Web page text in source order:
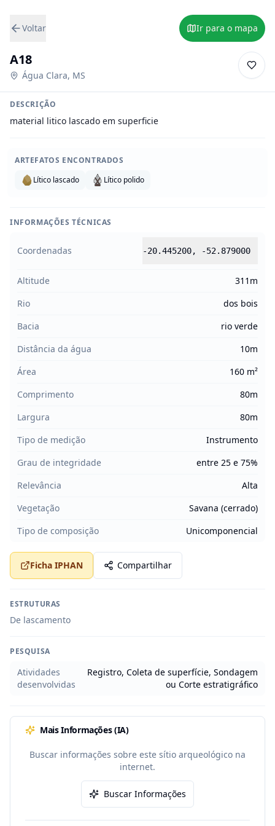
Voltar Ir para o mapa
A18
Água Clara, MS
DESCRIÇÃO
material litico lascado em superficie
ARTEFATOS ENCONTRADOS
Lítico lascado
Lítico polido
INFORMAÇÕES TÉCNICAS
Coordenadas -20.445200, -52.879000
Altitude
311m
Rio
dos bois
Bacia
rio verde
Distância da água
10m
Área
160 m²
Comprimento
80m
Largura
80m
Tipo de medição
Instrumento
Grau de integridade
entre 25 e 75%
Relevância
Alta
Vegetação
Savana (cerrado)
Tipo de composição
Unicomponencial
Ficha IPHAN Compartilhar
ESTRUTURAS
De lascamento
PESQUISA
Atividades
desenvolvidas
Registro, Coleta de superfície, Sondagem
ou Corte estratigráfico
Mais Informações (IA)
Buscar informações sobre este sítio arqueológico na
internet.
Buscar Informações